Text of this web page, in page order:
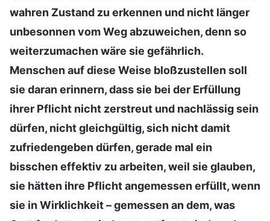
wahren Zustand zu erkennen und nicht länger
unbesonnen vom Weg abzuweichen, denn so
weiterzumachen wäre sie gefährlich.
Menschen auf diese Weise bloßzustellen soll
sie daran erinnern, dass sie bei der Erfüllung
ihrer Pflicht nicht zerstreut und nachlässig sein
dürfen, nicht gleichgültig, sich nicht damit
zufriedengeben dürfen, gerade mal ein
bisschen effektiv zu arbeiten, weil sie glauben,
sie hätten ihre Pflicht angemessen erfüllt, wenn
sie in Wirklichkeit – gemessen an dem, was